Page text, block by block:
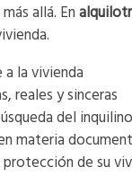
allá. En
la vivienda
reales y sinceras
del
materia
de su